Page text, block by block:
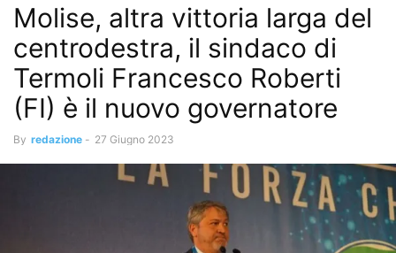
Molise, altra vittoria larga del
centrodestra, il sindaco di
Termoli Francesco Roberti
(FI) è il nuovo governatore
By redazione - 27 Giugno 2023